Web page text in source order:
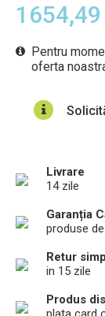
1654,49
Pentru
oferta
Livrare
14 zile
Garanția
produse
Retur
in 15 zile
Produs